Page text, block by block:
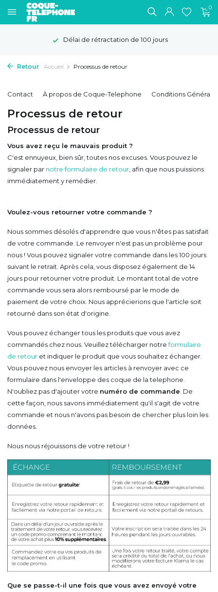
0
Délai de rétractation de 100 jours
Retour Accueil Processus de retour
Contact À propos de Coque-Telephone Conditions
Processus de retour
Processus de retour
Vous avez reçu le mauvais produit ?
C'est ennuyeux, bien sûr, toutes nos excuses. Vous pouvez le
signaler par notre formulaire de retour , afin que nous puissions
immédiatement y remédier.
Voulez-vous retourner votre commande ?
Nous sommes désolés d'apprendre que vous n'êtes pas satisfait
de votre commande. Le renvoyer n'est pas un problème pour
nous ! Vous pouvez signaler votre commande dans les 100 jours
suivant le retrait. Après cela, vous disposez également de 14
jours pour retourner votre produit. Le montant total de votre
commande vous sera alors remboursé par le mode de
paiement de votre choix. Nous apprécierions que l'article soit
retourné dans son état d'origine.
Vous pouvez échanger tous les produits que vous avez
commandés chez nous. Veuillez télécharger notreformulaire
de retour et indiquer le produit que vous souhaitez échanger.
Vous pouvez nous envoyer les articles à renvoyer avec ce
formulaire dans l'enveloppe des coque de la telephone.
N'oubliez pas d'ajouter votre numéro de commande . De
cette façon, nous savons immédiatement qu'il s'agit de votre
commande et nous n'avons pas besoin de chercher plus loin les
données.
Nous nous réjouissons de votre retour !
Que se passe-t-il une fois que vous avez envoyé votre